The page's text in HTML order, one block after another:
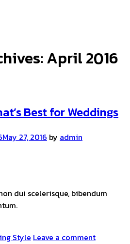
April 2016
Best for Weddings
May 27, 2016 by admin
dui scelerisque, bibendum
Style Leave a comment